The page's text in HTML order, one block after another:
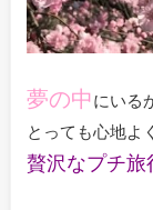
夢の中にいる
とっても心地よ
贅沢なプチ旅